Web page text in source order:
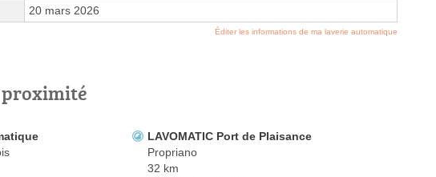
20 mars 2026
Éditer les informations de ma laverie automatique
LAVOMATIC Port de Plaisance
Propriano
32 km